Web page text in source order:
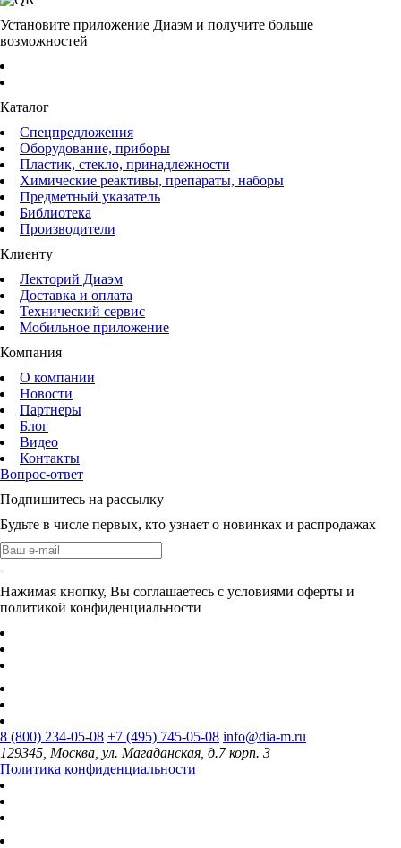
Установите приложение Диаэм и получите больше
возможностей
Каталог
Спецпредложения
Оборудование, приборы
Пластик, стекло, принадлежности
Химические реактивы, препараты, наборы
Предметный указатель
Библиотека
Производители
Клиенту
Лекторий Диаэм
Доставка и оплата
Технический сервис
Мобильное приложение
Компания
О компании
Новости
Партнеры
Блог
Видео
Контакты
Вопрос-ответ
Подпишитесь на рассылку
Будьте в числе первых, кто узнает о новинках и распродажах
Нажимая кнопку, Вы соглашаетесь с условиями оферты и
политикой конфиденциальности
8 (800) 234-05-08 +7 (495) 745-05-08 info@dia-m.ru
129345, Москва, ул. Магаданская, д.7 корп. 3
Политика конфиденциальности